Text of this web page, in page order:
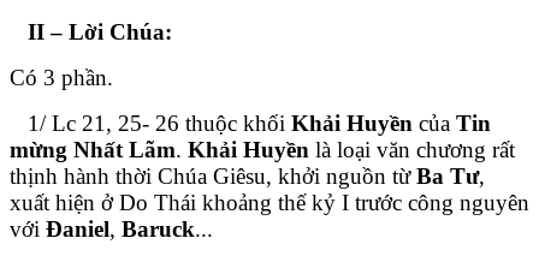
II – Lời Chúa:
Có 3 phần.
1/ Lc 21, 25- 26 thuộc khối Khải Huyền của Tin
mừng Nhất Lãm. Khải Huyền là loại văn chương rất
thịnh hành thời Chúa Giêsu, khởi nguồn từBa Tư,
xuất hiện ở Do Thái khoảng thế kỷ I trước công nguyên
với Đaniel, Baruck...